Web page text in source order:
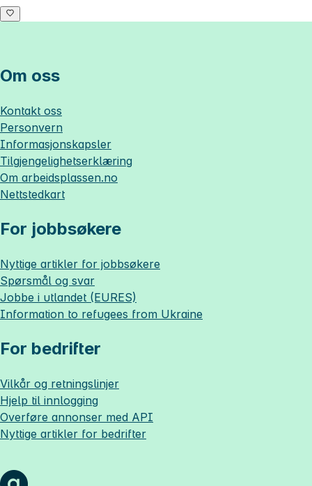
Om oss
Kontakt oss
Personvern
Informasjonskapsler
Tilgjengelighetserklæring
Om arbeidsplassen.no
Nettstedkart
For jobbsøkere
Nyttige artikler for jobbsøkere
Spørsmål og svar
Jobbe i utlandet (EURES)
Information to refugees from Ukraine
For bedrifter
Vilkår og retningslinjer
Hjelp til innlogging
Overføre annonser med API
Nyttige artikler for bedrifter